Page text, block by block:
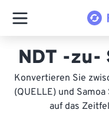
NDT -zu-
Konvertieren Sie
(QUELLE) und
auf das